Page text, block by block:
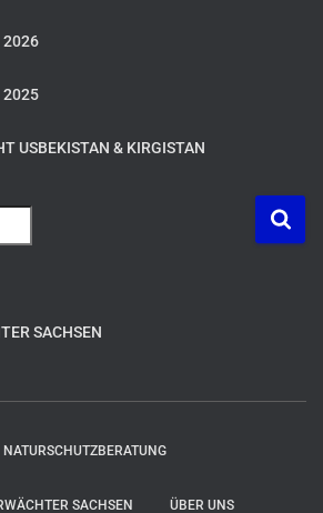
2026
2025
USBEKISTAN & KIRGISTAN
SACHSEN
NATURSCHUTZBERATUNG
SACHSEN ÜBER UNS